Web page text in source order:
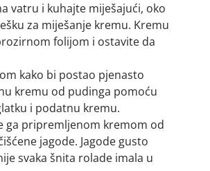
vatru i kuhajte miješajući, oko
za miješanje kremu. Kremu
folijom i ostavite da
kako bi postao pjenasto
kremu od pudinga pomoću
i podatnu kremu.
ga pripremljenom kremom od
jagode. Jagode gusto
svaka šnita rolade imala u